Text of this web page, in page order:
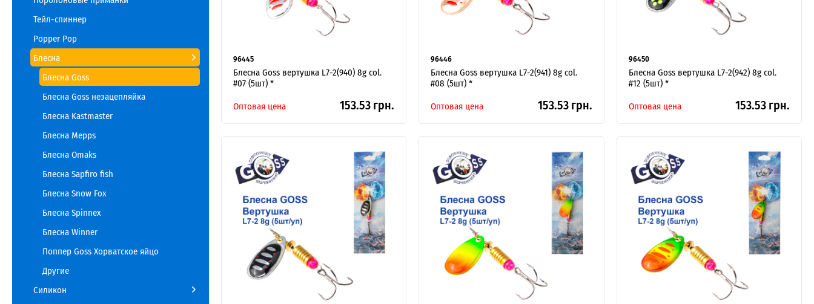
96445
Блесна Goss вертушка L7-2(940) 8g col.
#07 (5шт) *
Оптовая цена
153.53 грн.
96446
Блесна Goss вертушка L7-2(941) 8g col.
#08 (5шт) *
Оптовая цена
153.53 грн.
96450
Блесна Goss вертушка L7-2(942) 8g col.
#12 (5шт) *
Оптовая цена
153.53 грн.
Тейл-спиннер
Popper Pop
Блесна
Блесна Goss
Блесна Goss незацепляйка
Блесна Kastmaster
Блесна Mepps
Блесна Omaks
Блесна Sapfiro fish
Блесна Snow Fox
Блесна Spinnex
Блесна Winner
Поппер Goss Хорватское яйцо
Другие
Силикон